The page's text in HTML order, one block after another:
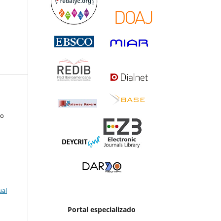
Portal especializado